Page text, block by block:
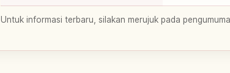
Untuk informasi terbaru, silakan merujuk pada